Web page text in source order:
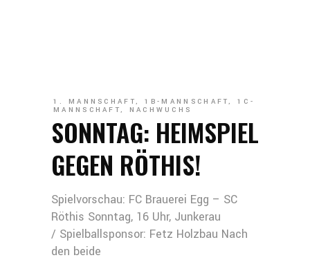
1. MANNSCHAFT , 1B-MANNSCHAFT ,1C-
MANNSCHAFT , NACHWUCHS
SONNTAG: HEIMSPIEL
GEGEN RÖTHIS!
Spielvorschau: FC Brauerei Egg – SC
Röthis Sonntag, 16 Uhr, Junkerau
/ Spielballsponsor: Fetz Holzbau Nach
den beide